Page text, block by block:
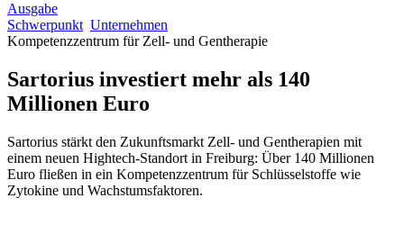
Ausgabe
Schwerpunkt Unternehmen
Kompetenzzentrum für Zell- und Gentherapie
Sartorius investiert mehr als 140
Millionen Euro
Sartorius stärkt den Zukunftsmarkt Zell- und Gentherapien mit
einem neuen Hightech-Standort in Freiburg: Über 140 Millionen
Euro fließen in ein Kompetenzzentrum für Schlüsselstoffe wie
Zytokine und Wachstumsfaktoren.